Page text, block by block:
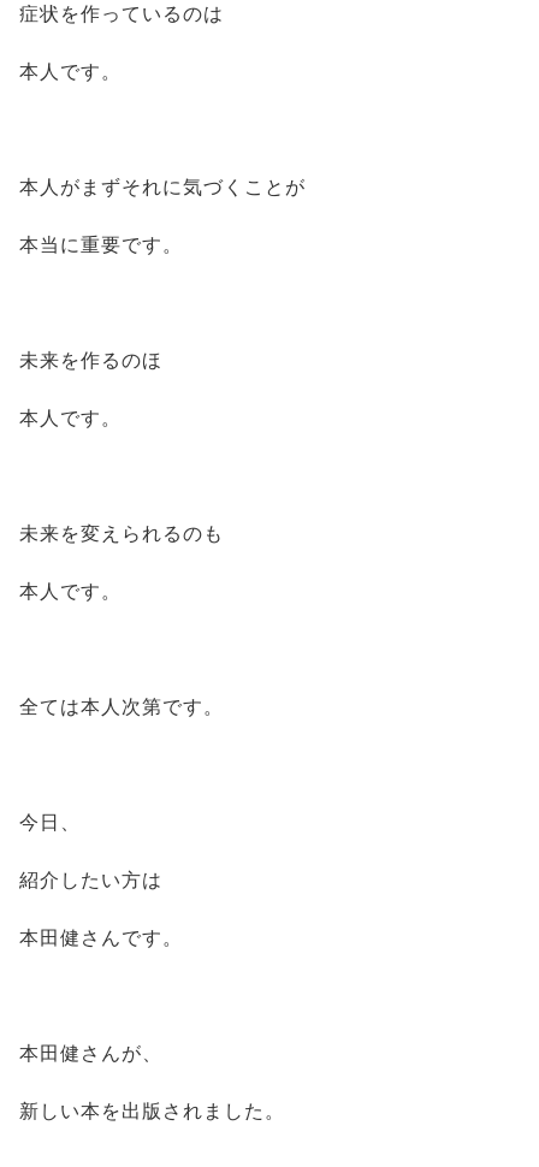
症状を作っているのは
本人です。
本人がまずそれに気づくことが
本当に重要です。
未来を作るのほ
本人です。
未来を変えられるのも
本人です。
全ては本人次第です。
今日、
紹介したい方は
本田健さんです。
本田健さんが、
新しい本を出版されました。